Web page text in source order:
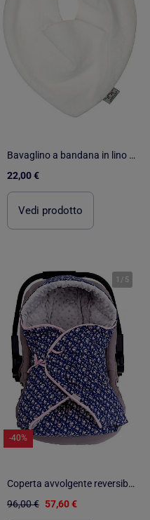
Bavaglino a bandana in lino | SEVIRA KIDS
22,00 €
Vedi prodotto
1 / 5
-40%
Coperta avvolgente reversibile per neonato in cotone | SEVIRA KIDS
96,00 € 57,60 €